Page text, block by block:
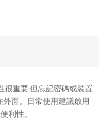
重要,但忘記密碼或裝置
面。日常使用建議啟用
利性。